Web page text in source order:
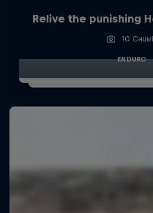
Relive the punishing
10
ENDURO